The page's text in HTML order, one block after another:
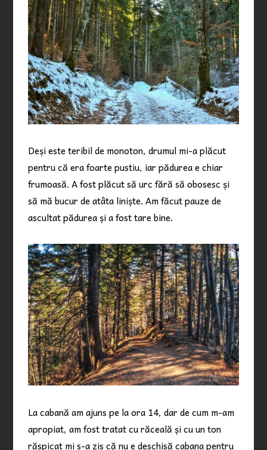
Deși este teribil de monoton, drumul mi-a plăcut
pentru că era foarte pustiu, iar pădurea e chiar
frumoasă. A fost plăcut să urc fără să obosesc și
să mă bucur de atâta liniște. Am făcut pauze de
ascultat pădurea și a fost tare bine.
La cabană am ajuns pe la ora 14, dar de cum m-am
apropiat, am fost tratat cu răceală și cu un ton
răspicat mi s-a zis că nu e deschisă cabana pentru